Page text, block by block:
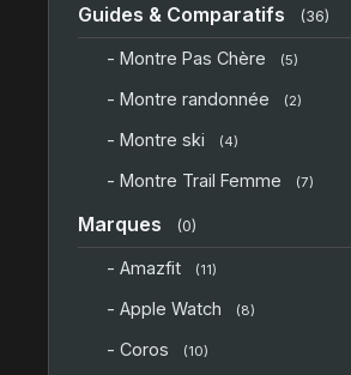
Guides & Comparatifs (36)
- Montre Pas Chère (5)
- Montre randonnée (2)
- Montre ski (4)
- Montre Trail Femme (7)
Marques (0)
- Amazfit (11)
- Apple Watch (8)
- Coros (10)